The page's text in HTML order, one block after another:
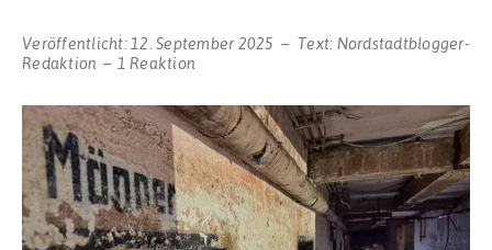
Veröffentlicht: 12. September 2025 Text: Nordstadtblogger-
Redaktion
1 Reaktion